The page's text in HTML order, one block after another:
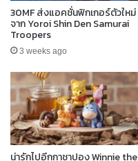
30MF ส่งแอคชั่นฟิกเกอร์ตัวใหม่
จาก Yoroi Shin Den Samurai
Troopers
3 weeks ago
น่ารักไปอีกกาชาปอง Winnie the